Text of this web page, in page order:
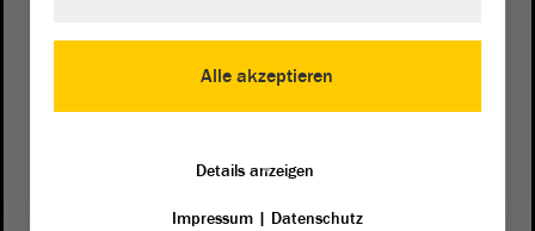
Postanschrift
Alle akzeptieren
Details anzeigen
Impressum| Datenschutz